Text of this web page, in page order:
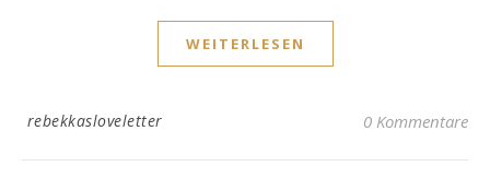
WEITERLESEN
rebekkasloveletter 0 Kommentare